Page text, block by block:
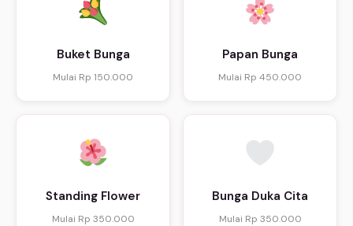
Buket Bunga
Mulai Rp 150.000
Papan Bunga
Mulai Rp 450.000
Standing Flower
Mulai Rp 350.000
Bunga Duka Cita
Mulai Rp 350.000